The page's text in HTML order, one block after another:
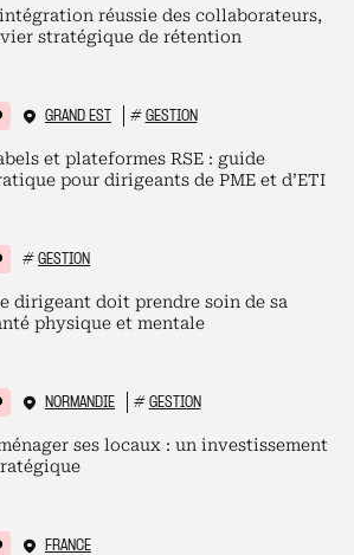
réussie des collaborateurs,
stratégique de rétention
GRAND EST # GESTION
et plateformes RSE : guide
pour dirigeants de PME et d’ETI
# GESTION
dirigeant doit prendre soin de sa
physique et mentale
NORMANDIE # GESTION
ses locaux : un investissement
FRANCE